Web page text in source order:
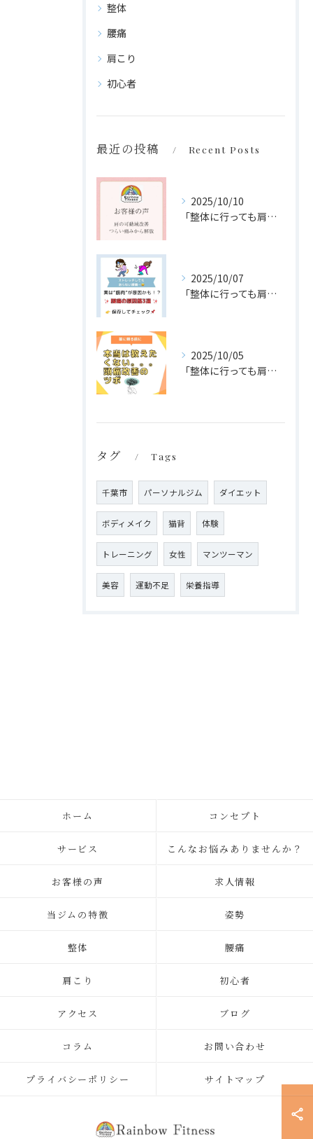
整体
腰痛
肩こり
初心者
最近の投稿 Recent Posts
2025/10/10
「整体に行っても肩こり・腰痛が治らない…」
2025/10/07
「整体に行っても肩こり・腰痛が治らない…」
2025/10/05
「整体に行っても肩こり・腰痛が治らない…」
タグ Tags
千葉市 パーソナルジム ダイエット
ボディメイク 猫背 体験
トレーニング 女性 マンツーマン
美容 運動不足 栄養指導
ホーム コンセプト
サービス こんなお悩みありませんか？
お客様の声 求人情報
当ジムの特徴 姿勢
整体 腰痛
肩こり 初心者
アクセス ブログ
コラム お問い合わせ
プライバシーポリシー サイトマップ